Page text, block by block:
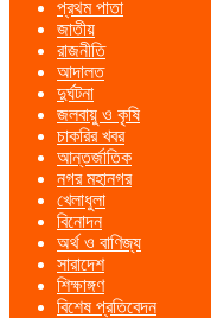
Menu
প্রথম পাতা
জাতীয়
রাজনীতি
আদালত
দুর্ঘটনা
জলবায়ু ও কৃষি
চাকরির খবর
আন্তর্জাতিক
নগর মহানগর
খেলাধুলা
বিনোদন
অর্থ ও বাণিজ্য
সারাদেশ
শিক্ষাঙ্গণ
বিশেষ প্রতিবেদন